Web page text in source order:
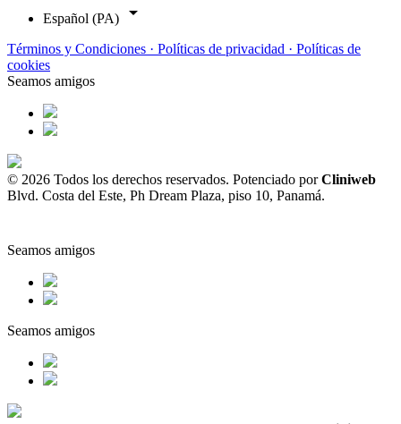
Español (PA) arrow_drop_down
Términos y Condiciones · Políticas de privacidad · Políticas de
cookies
Seamos amigos
© 2026 Todos los derechos reservados. Potenciado porCliniweb
Blvd. Costa del Este, Ph Dream Plaza, piso 10, Panamá.
Seamos amigos
Seamos amigos